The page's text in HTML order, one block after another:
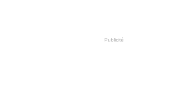
Publicité